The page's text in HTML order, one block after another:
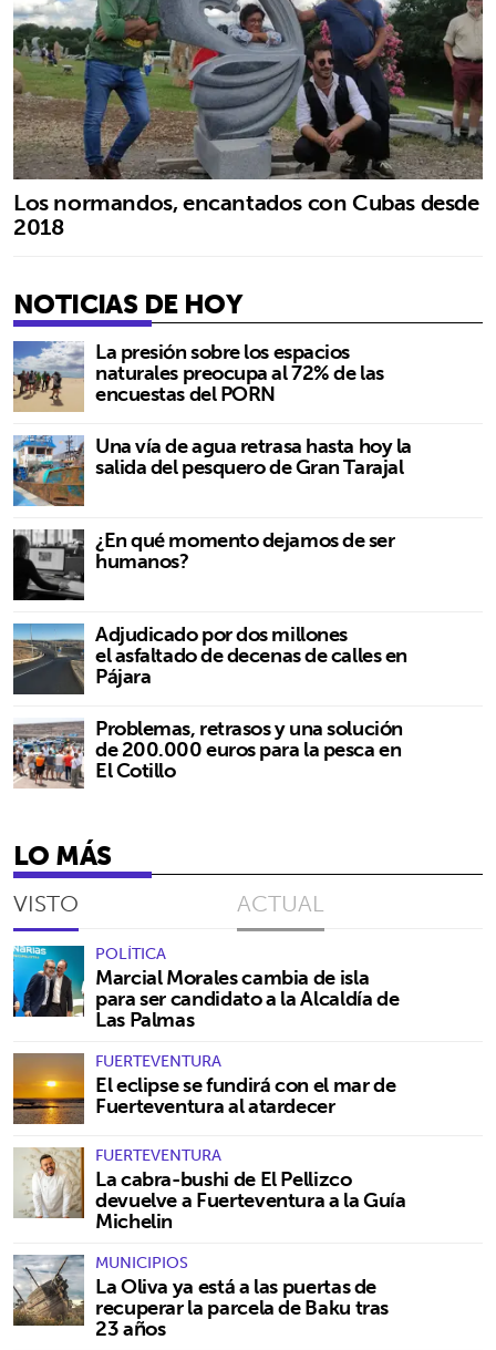
Los normandos, encantados con Cubas desde
2018
NOTICIAS DE HOY
La presión sobre los espacios
naturales preocupa al 72% de las
encuestas del PORN
Una vía de agua retrasa hasta hoy la
salida del pesquero de Gran Tarajal
¿En qué momento dejamos de ser
humanos?
Adjudicado por dos millones
el asfaltado de decenas de calles en
Pájara
Problemas, retrasos y una solución
de 200.000 euros para la pesca en
El Cotillo
LO MÁS
VISTO ACTUAL
POLÍTICA
Marcial Morales cambia de isla
para ser candidato a la Alcaldía de
Las Palmas
FUERTEVENTURA
El eclipse se fundirá con el mar de
Fuerteventura al atardecer
FUERTEVENTURA
La cabra-bushi de El Pellizco
devuelve a Fuerteventura a la Guía
Michelin
MUNICIPIOS
La Oliva ya está a las puertas de
recuperar la parcela de Baku tras
23 años